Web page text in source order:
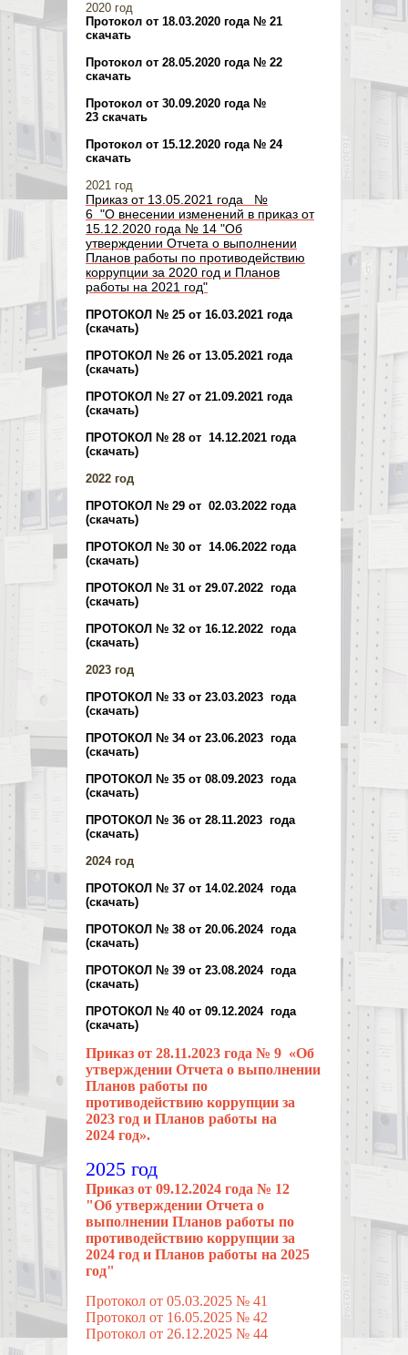
2020 год
Протокол от 18.03.2020 года № 21
скачать
Протокол от 28.05.2020 года № 22
скачать
Протокол от 30.09.2020 года №
23 скачать
Протокол от 15.12.2020 года № 24
скачать
2021 год
Приказ от 13.05.2021 года №
6 "О внесении изменений в приказ от
15.12.2020 года № 14 "Об
утверждении Отчета о выполнении
Планов работы по противодействию
коррупции за 2020 год и Планов
работы на 2021 год"
ПРОТОКОЛ № 25 от 16.03.2021 года
(скачать)
ПРОТОКОЛ № 26 от 13.05.2021 года
(скачать)
ПРОТОКОЛ № 27 от 21.09.2021 года
(скачать)
ПРОТОКОЛ № 28 от 14.12.2021 года
(скачать)
2022 год
ПРОТОКОЛ № 29 от 02.03.2022 года
(скачать)
ПРОТОКОЛ № 30 от 14.06.2022 года
(скачать)
ПРОТОКОЛ № 31 от 29.07.2022 года
(скачать)
ПРОТОКОЛ № 32 от 16.12.2022 года
(скачать)
2023 год
ПРОТОКОЛ № 33 от 23.03.2023 года
(скачать)
ПРОТОКОЛ № 34 от 23.06.2023 года
(скачать)
ПРОТОКОЛ № 35 от 08.09.2023 года
(скачать)
ПРОТОКОЛ № 36 от 28.11.2023 года
(скачать)
2024 год
ПРОТОКОЛ № 37 от 14.02.2024 года
(скачать)
ПРОТОКОЛ № 38 от 20.06.2024 года
(скачать)
ПРОТОКОЛ № 39 от 23.08.2024 года
(скачать)
ПРОТОКОЛ № 40 от 09.12.2024 года
(скачать)
Приказ от 28.11.2023 года № 9 «Об
утверждении Отчета о выполнении
Планов работы по
противодействию коррупции за
2023 год и Планов работы на
2024 год».
2025 год
Приказ от 09.12.2024 года № 12
"Об утверждении Отчета о
выполнении Планов работы по
противодействию коррупции за
2024 год и Планов работы на 2025
год"
Протокол от 05.03.2025 № 41
Протокол от 16.05.2025 № 42
Протокол от 26.12.2025 № 44